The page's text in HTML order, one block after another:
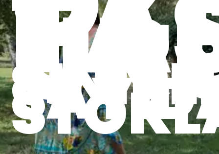
SINIRLI